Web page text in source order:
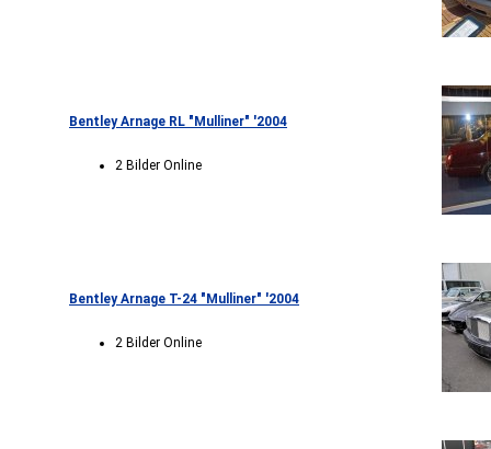
Bentley Arnage RL "Mulliner" '2004
2 Bilder Online
Bentley Arnage T-24 "Mulliner" '2004
2 Bilder Online